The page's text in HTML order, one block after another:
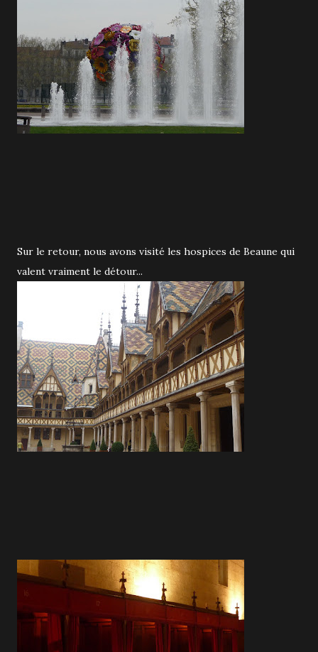
Sur le retour, nous avons visité les hospices de Beaune qui
valent vraiment le détour...